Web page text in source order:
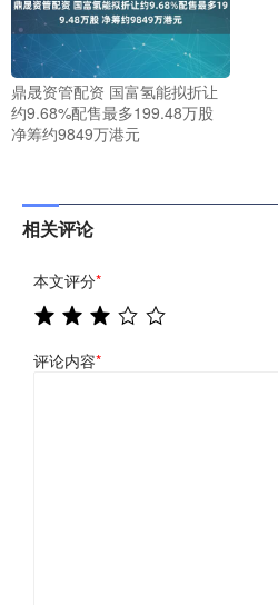
鼎晟资管配资 国富氢能拟折让
约9.68%配售最多199.48万股
净筹约9849万港元
相关评论
本文评分*
评论内容*